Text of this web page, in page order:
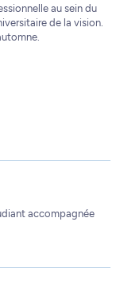
au sein du
de la vision.
accompagnée